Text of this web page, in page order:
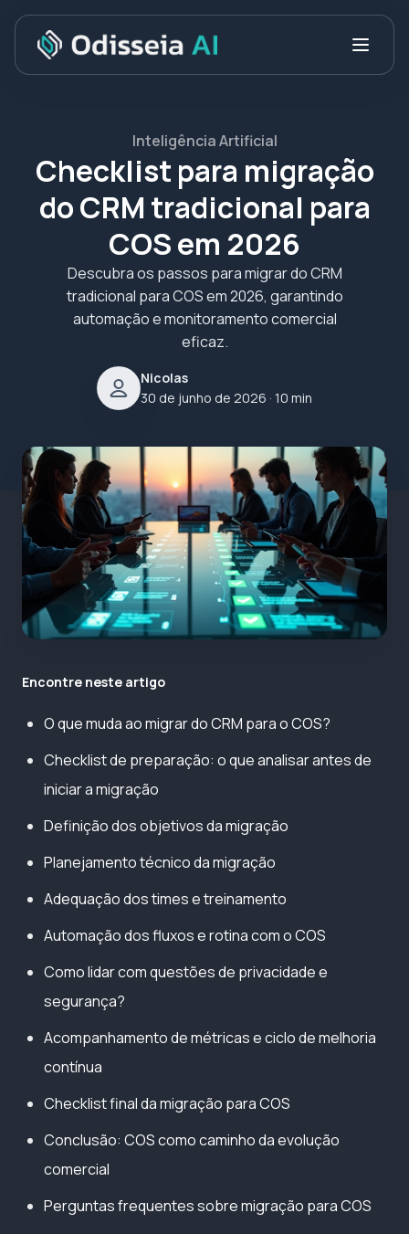
Inteligência Artificial
Checklist para migração
do CRM tradicional para
COS em 2026
Descubra os passos para migrar do CRM
tradicional para COS em 2026, garantindo
automação e monitoramento comercial
eficaz.
Nicolas
30 de junho de 2026 · 10 min
Encontre neste artigo
O que muda ao migrar do CRM para o COS?
Checklist de preparação: o que analisar antes de
iniciar a migração
Definição dos objetivos da migração
Planejamento técnico da migração
Adequação dos times e treinamento
Automação dos fluxos e rotina com o COS
Como lidar com questões de privacidade e
segurança?
Acompanhamento de métricas e ciclo de melhoria
contínua
Checklist final da migração para COS
Conclusão: COS como caminho da evolução
comercial
Perguntas frequentes sobre migração para COS